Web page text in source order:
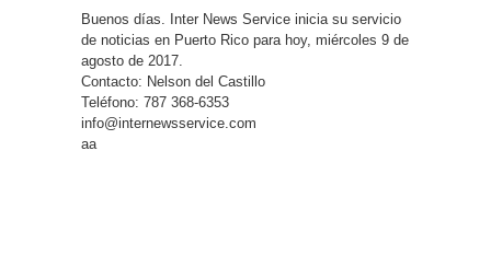
Buenos días. Inter News Service inicia su servicio
de noticias en Puerto Rico para hoy, miércoles 9 de
agosto de 2017.
Contacto: Nelson del Castillo
Teléfono: 787 368-6353
info@internewsservice.com
aa